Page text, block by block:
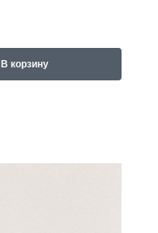
В корзину